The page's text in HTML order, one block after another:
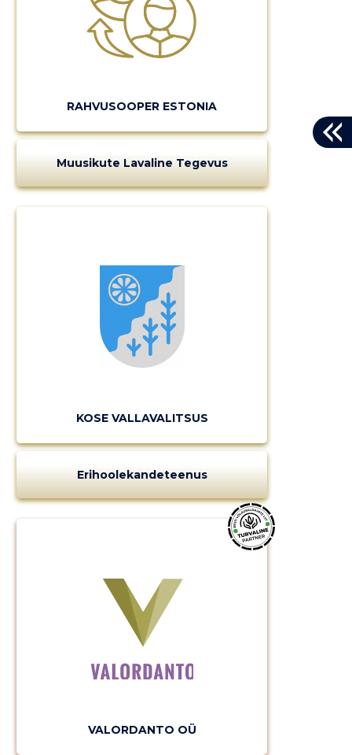
RAHVUSOOPER ESTONIA
Muusikute Lavaline Tegevus
KOSE VALLAVALITSUS
Erihoolekandeteenus
VALORDANTO OÜ